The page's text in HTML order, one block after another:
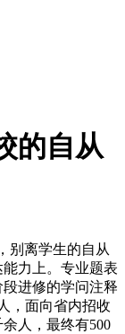
的自从
离学生的自从
力上。专业题表
进修的学问注释
，面向省内招收
人，最终有500